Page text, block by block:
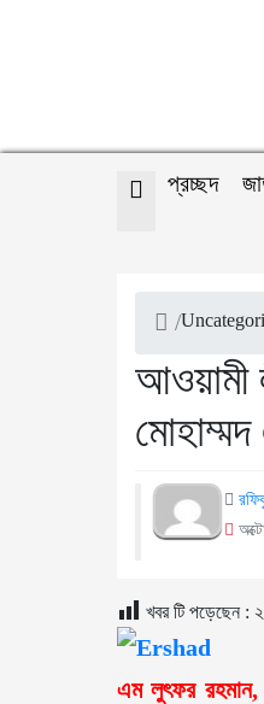
প্রচ্ছদ
/
আওয়ামী
খবর টি পড়েছেন :
এম লুৎফর রহমান,